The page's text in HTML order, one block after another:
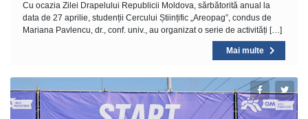
Cu ocazia Zilei Drapelului Republicii Moldova, sărbătorită anual la
data de 27 aprilie, studenții Cercului Științific „Areopag”, condus de
Mariana Pavlencu, dr., conf. univ., au organizat o serie de activități […]
Mai multe